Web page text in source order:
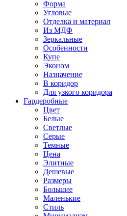
Форма
Угловые
Отделка и материал
Из МДФ
Зеркальные
Особенности
Купе
Эконом
Назначение
В коридор
Для узкого коридора
Гардеробные
Цвет
Белые
Светлые
Серые
Темные
Цена
Элитные
Дешевые
Размеры
Большие
Маленькие
Стиль